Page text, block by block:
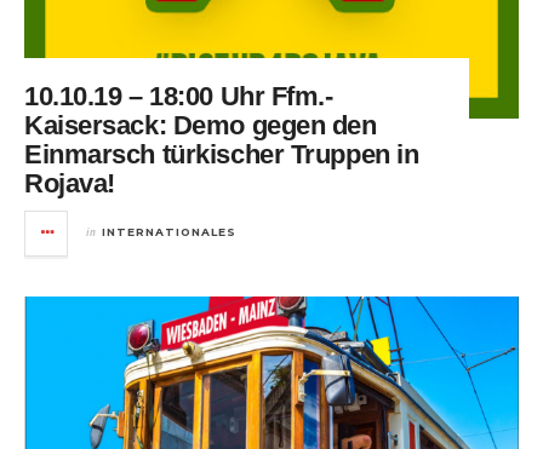
10.10.19 – 18:00 Uhr Ffm.-
Kaisersack: Demo gegen den
Einmarsch türkischer Truppen in
Rojava!
in INTERNATIONALES